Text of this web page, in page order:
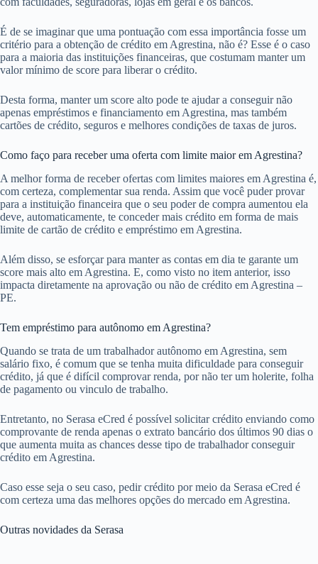
É de se imaginar que uma pontuação com essa importância fosse um
critério para a obtenção de crédito em Agrestina, não é? Esse é o caso
para a maioria das instituições financeiras, que costumam manter um
valor mínimo de score para liberar o crédito.
Desta forma, manter um score alto pode te ajudar a conseguir não
apenas empréstimos e financiamento em Agrestina, mas também
cartões de crédito, seguros e melhores condições de taxas de juros.
Como faço para receber uma oferta com limite maior em Agrestina?
A melhor forma de receber ofertas com limites maiores em Agrestina é,
com certeza, complementar sua renda. Assim que você puder provar
para a instituição financeira que o seu poder de compra aumentou ela
deve, automaticamente, te conceder mais crédito em forma de mais
limite de cartão de crédito e empréstimo em Agrestina.
Além disso, se esforçar para manter as contas em dia te garante um
score mais alto em Agrestina. E, como visto no item anterior, isso
impacta diretamente na aprovação ou não de crédito em Agrestina –
PE.
Tem empréstimo para autônomo em Agrestina?
Quando se trata de um trabalhador autônomo em Agrestina, sem
salário fixo, é comum que se tenha muita dificuldade para conseguir
crédito, já que é difícil comprovar renda, por não ter um holerite, folha
de pagamento ou vinculo de trabalho.
Entretanto, no Serasa eCred é possível solicitar crédito enviando como
comprovante de renda apenas o extrato bancário dos últimos 90 dias o
que aumenta muita as chances desse tipo de trabalhador conseguir
crédito em Agrestina.
Caso esse seja o seu caso, pedir crédito por meio da Serasa eCred é
com certeza uma das melhores opções do mercado em Agrestina.
Outras novidades da Serasa